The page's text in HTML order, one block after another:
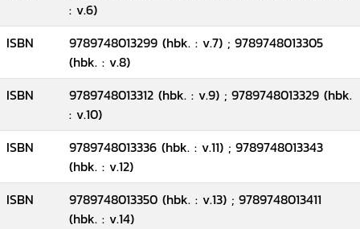
: v.6)
ISBN
9789748013299 (hbk. : v.7) ; 9789748013305
(hbk. : v.8)
ISBN
9789748013312 (hbk. : v.9) ; 9789748013329 (hbk.
: v.10)
ISBN
9789748013336 (hbk. : v.11) ; 9789748013343
(hbk. : v.12)
ISBN
9789748013350 (hbk. : v.13) ; 9789748013411
(hbk. : v.14)